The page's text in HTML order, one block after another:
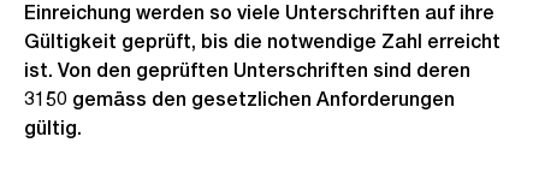
Einreichung werden so viele Unterschriften auf ihre
Gültigkeit geprüft, bis die notwendige Zahl erreicht
ist. Von den geprüften Unterschriften sind deren
3150 gemäss den gesetzlichen Anforderungen
gültig.